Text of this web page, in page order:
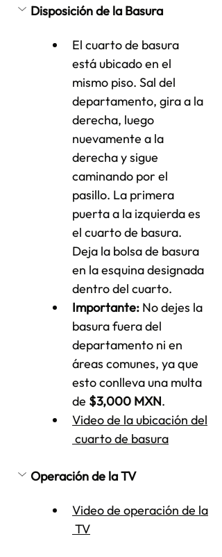
Disposición de la Basura
El cuarto de basura
está ubicado en el
mismo piso. Sal del
departamento, gira a la
derecha, luego
nuevamente a la
derecha y sigue
caminando por el
pasillo. La primera
puerta a la izquierda es
el cuarto de basura.
Deja la bolsa de basura
en la esquina designada
dentro del cuarto.
Importante: No dejes la
basura fuera del
departamento ni en
áreas comunes, ya que
esto conlleva una multa
de $3,000 MXN.
Video de la ubicación del
cuarto de basura
Operación de la TV
Video de operación de la
TV